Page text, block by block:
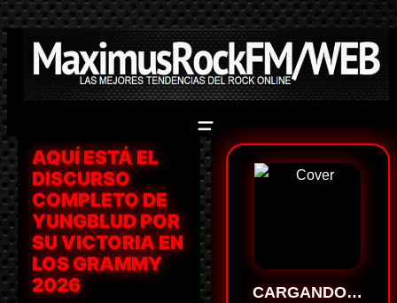
Saltar
contenido
AQUÍ ESTÁ EL
DISCURSO
COMPLETO DE
YUNGBLUD POR
SU VICTORIA EN
LOS GRAMMY
2026
CARGANDO…